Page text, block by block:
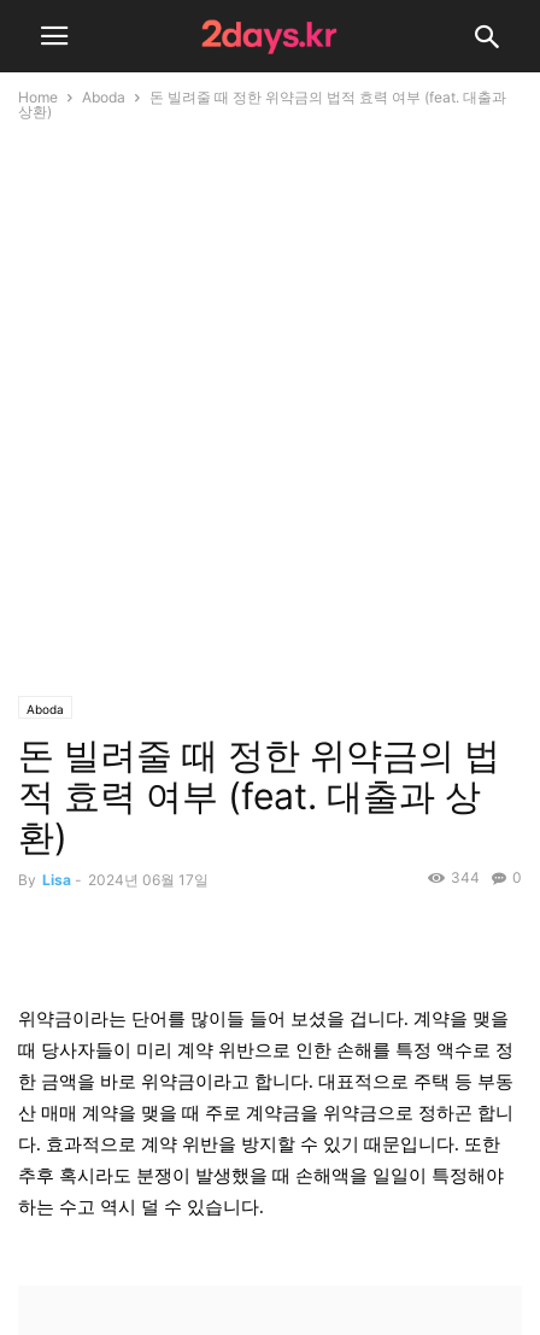
Home Aboda
돈 빌려줄 때 정한 위약금의 법적 효력 여부 (feat. 대출과
상환)
Aboda
돈 빌려줄 때 정한 위약금의 법
적 효력 여부 (feat. 대출과 상
환)
By Lisa - 2024년 06월 17일 0
344
위약금이라는 단어를 많이들 들어 보셨을 겁니다. 계약을 맺을
때 당사자들이 미리 계약 위반으로 인한 손해를 특정 액수로 정
한 금액을 바로 위약금이라고 합니다. 대표적으로 주택 등 부동
산 매매 계약을 맺을 때 주로 계약금을 위약금으로 정하곤 합니
다. 효과적으로 계약 위반을 방지할 수 있기 때문입니다. 또한
추후 혹시라도 분쟁이 발생했을 때 손해액을 일일이 특정해야
하는 수고 역시 덜 수 있습니다.